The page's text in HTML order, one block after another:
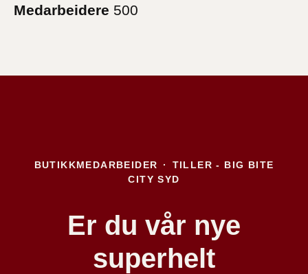
Medarbeidere 500
BUTIKKMEDARBEIDER ·
TILLER - BIG BITE
CITY SYD
Er du vår nye
superhelt